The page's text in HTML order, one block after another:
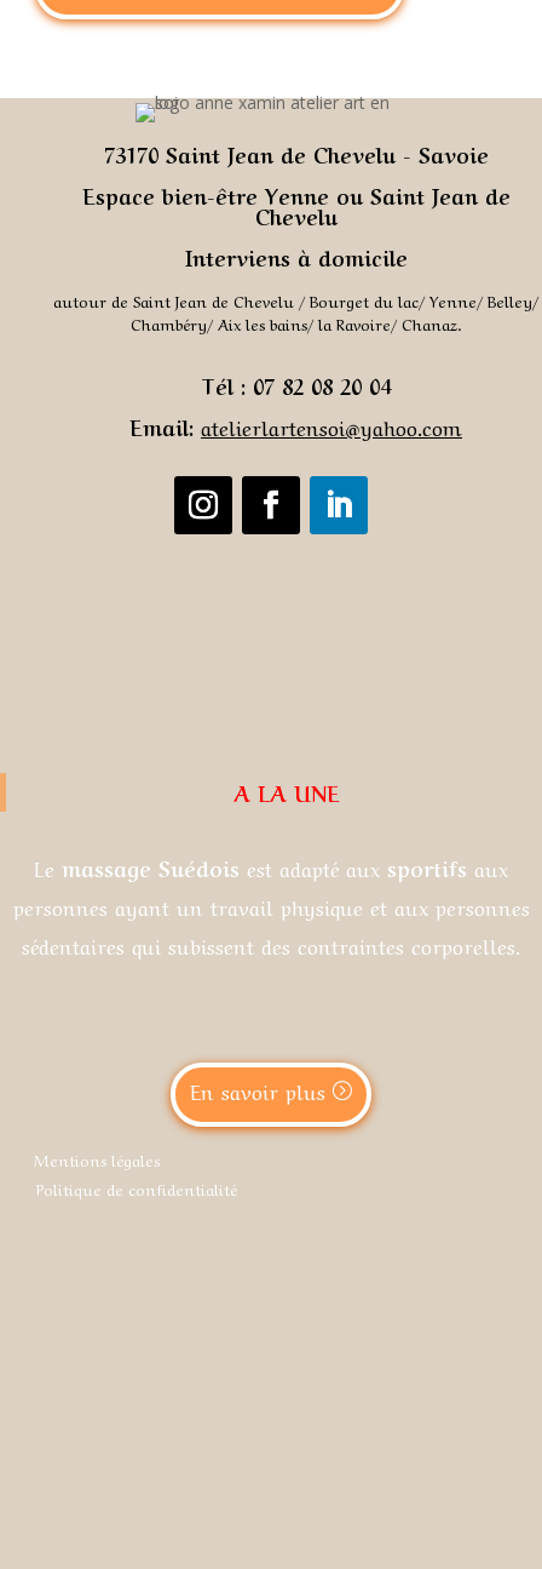
73170 Saint Jean de Chevelu - Savoie
Espace bien-être Yenne ou Saint Jean de
Chevelu
Interviens à domicile
autour de Saint Jean de Chevelu / Bourget du lac/ Yenne/ Belley/
Chambéry/ Aix les bains/ la Ravoire/ Chanaz.
Tél : 07 82 08 20 04
Email: atelierlartensoi@yahoo.com
A LA UNE
Le massage Suédois est adapté aux sportifs aux
personnes ayant un travail physique et aux personnes
sédentaires qui subissent des contraintes corporelles.
En savoir plus
Mentions légales
Politique de confidentialité